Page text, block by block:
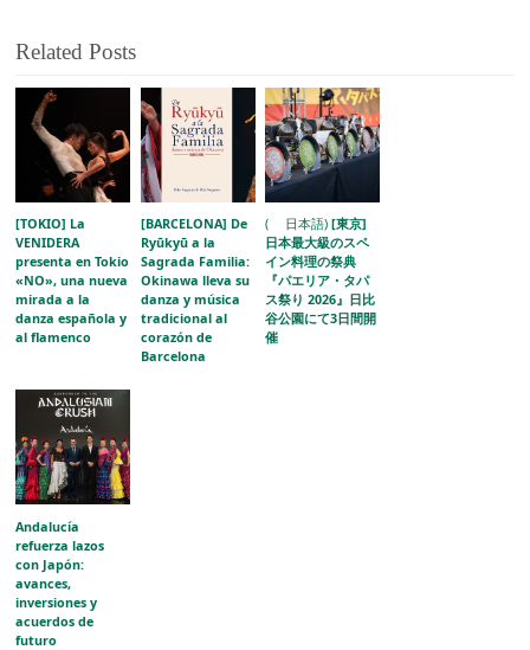
Related Posts
[TOKIO] La
VENIDERA
presenta en Tokio
«NO», una nueva
mirada a la
danza española y
al flamenco
[BARCELONA] De
Ryūkyū a la
Sagrada Familia:
Okinawa lleva su
danza y música
tradicional al
corazón de
Barcelona
( 日本語)[東京]
日本最大級のスペ
イン料理の祭典
『パエリア・タパ
ス祭り 2026』日比
谷公園にて3日間開
催
Andalucía
refuerza lazos
con Japón:
avances,
inversiones y
acuerdos de
futuro